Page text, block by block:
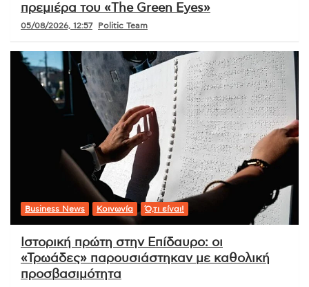
πρεμιέρα του «The Green Eyes»
05/08/2026, 12:57 Politic Team
Business News Κοινωνία Ό,τι είναι!
Ιστορική πρώτη στην Επίδαυρο: οι
«Τρωάδες» παρουσιάστηκαν με καθολική
προσβασιμότητα